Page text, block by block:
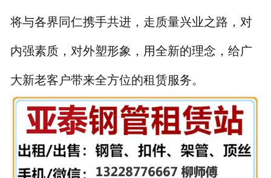
将与各界同仁携手共进，走质量兴业之路，对
内强素质，对外塑形象，用全新的理念，给广
大新老客户带来全方位的租赁服务。